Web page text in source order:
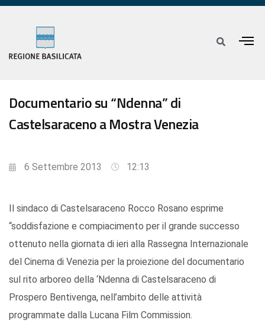
Documentario su “Ndenna” di
Castelsaraceno a Mostra Venezia
6 Settembre 2013 12:13
Il sindaco di Castelsaraceno Rocco Rosano esprime
“soddisfazione e compiacimento per il grande successo
ottenuto nella giornata di ieri alla Rassegna Internazionale
del Cinema di Venezia per la proiezione del documentario
sul rito arboreo della ‘Ndenna di Castelsaraceno di
Prospero Bentivenga, nell’ambito delle attività
programmate dalla Lucana Film Commission.